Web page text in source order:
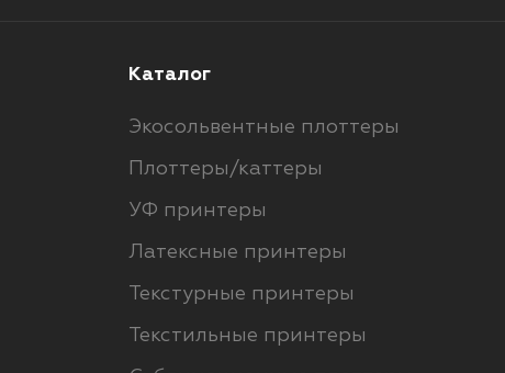
Каталог
Экосольвентные плоттеры
Плоттеры/каттеры
УФ принтеры
Латексные принтеры
Текстурные принтеры
Текстильные принтеры